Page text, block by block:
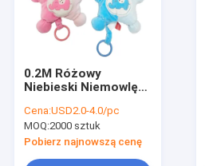
0.2M Różowy
Niebieski Niemowlę
Peek A Boo
Muzyczne Słoń
Wypchane Zwierzę
Cena:USD2.0-4.0/pc
MOQ:2000 sztuk
Pobierz najnowszą cenę